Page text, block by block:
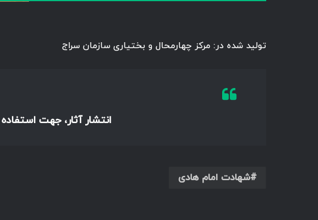
تولید شده در: مرکز چهارمحال و بختیاری سازمان سراج
انتشار آثار، جهت
شهادت امام هادی